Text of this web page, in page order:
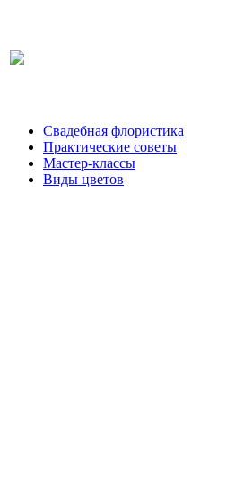
Свадебная флористика
Практические советы
Мастер-классы
Виды цветов